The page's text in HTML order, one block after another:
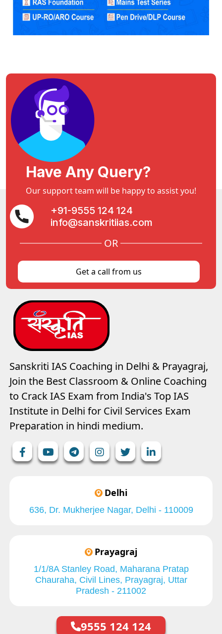
Have Any Query?
Our support team will be happy to assist you!
+91-9555 124 124
info@sanskritiias.com
OR
Get a call from us
Sanskriti IAS Coaching in Delhi & Prayagraj,
Join the Best Classroom & Online Coaching
to Crack IAS Exam from India's Top IAS
Institute in Delhi for Civil Services Exam
Preparation in hindi medium.
Delhi
636, Dr. Mukherjee Nagar, Delhi - 110009
Prayagraj
1/1/8A Stanley Road, Maharana Pratap
Chauraha, Civil Lines, Prayagraj, Uttar
Pradesh - 211002
9555 124 124